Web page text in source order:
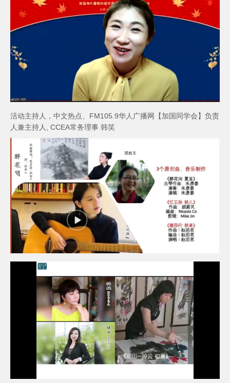
活动主持人，中文热点、FM105.9华人广播网【加国同学会】负责
人兼主持人, CCEA常务理事 韩笑